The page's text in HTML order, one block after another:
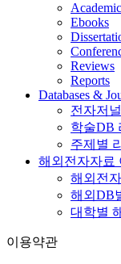
Ebooks
Reviews
Reports
Databases &
전자저
학술DB
주제별
해외전자자료
해외전
해외DB
대학별
이용약관